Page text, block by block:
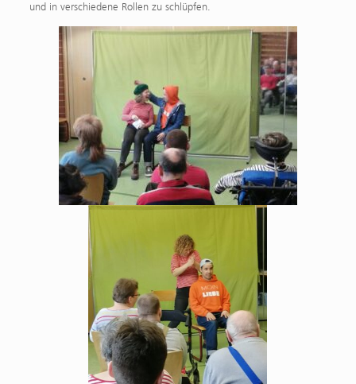
und in verschiedene Rollen zu schlüpfen.